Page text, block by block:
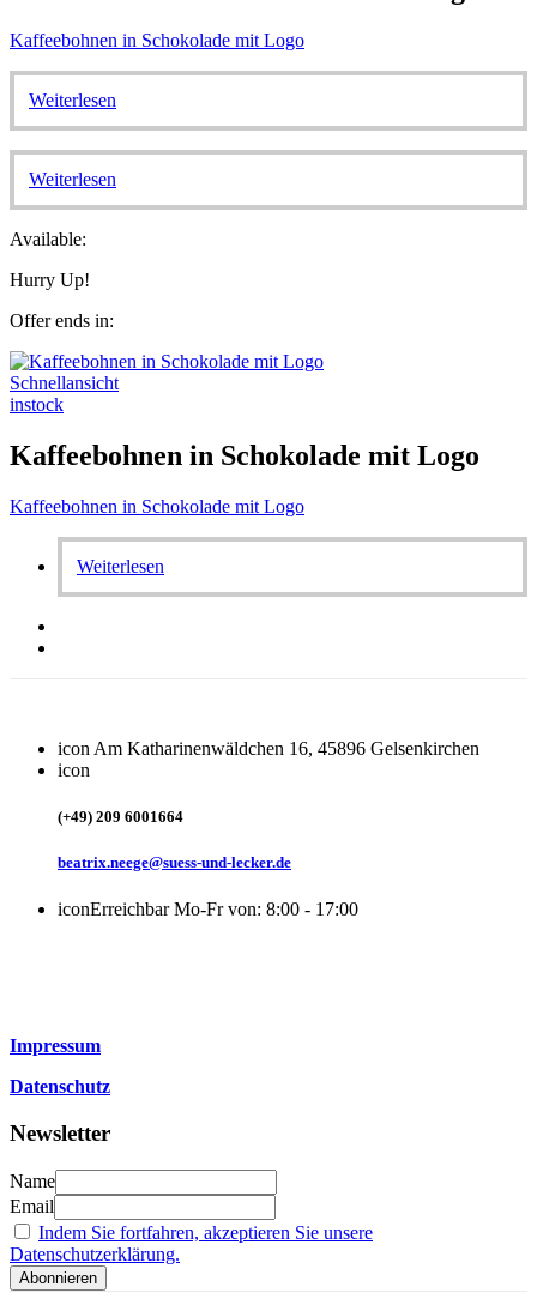
Kaffeebohnen in Schokolade mit Logo
Weiterlesen
Weiterlesen
Available:
Hurry Up!
Offer ends in:
Schnellansicht
instock
Kaffeebohnen in Schokolade mit Logo
Kaffeebohnen in Schokolade mit Logo
Weiterlesen
icon Am Katharinenwäldchen 16, 45896 Gelsenkirchen
icon
(+49) 209 6001664
beatrix.neege@suess-und-lecker.de
iconErreichbar Mo-Fr von: 8:00 - 17:00
Impressum
Datenschutz
Newsletter
Name
Email
Indem Sie fortfahren, akzeptieren Sie unsere
Datenschutzerklärung.